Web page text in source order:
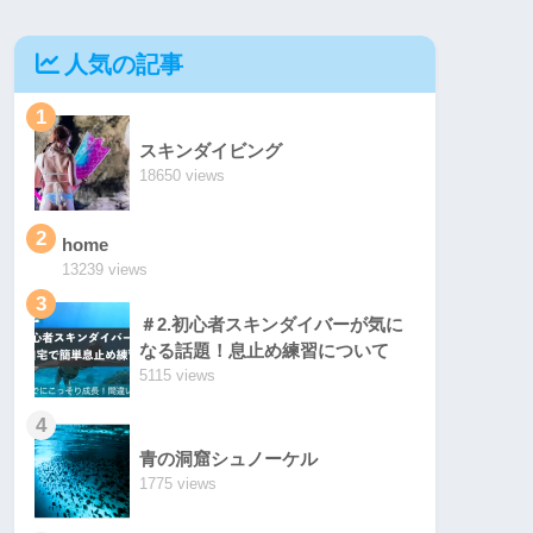
人気の記事
1
スキンダイビング
18650 views
2 home
13239 views
3
＃2.初心者スキンダイバーが気に
なる話題！息止め練習について
5115 views
4
青の洞窟シュノーケル
1775 views